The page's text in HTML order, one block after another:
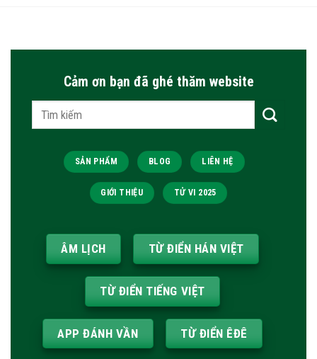
Cảm ơn bạn đã ghé thăm website
Tìm
kiếm:
SẢN PHẨM BLOG LIÊN HỆ
GIỚI THIỆU TỬ VI 2025
ÂM LỊCH TỪ ĐIỂN HÁN VIỆT
TỪ ĐIỂN TIẾNG VIỆT
APP ĐÁNH VẦN TỪ ĐIỂN ÊĐÊ